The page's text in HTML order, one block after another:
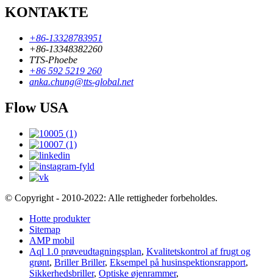
KONTAKTE
+86-13328783951
+86-13348382260
TTS-Phoebe
+86 592 5219 260
anka.chung@tts-global.net
Flow USA
© Copyright - 2010-2022: Alle rettigheder forbeholdes.
Hotte produkter
Sitemap
AMP mobil
Aql 1.0 prøveudtagningsplan, Kvalitetskontrol af frugt og
grønt, Briller Briller, Eksempel på husinspektionsrapport,
Sikkerhedsbriller, Optiske øjenrammer,